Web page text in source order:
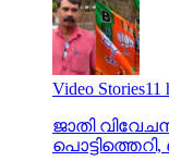
Video Stories11
ജാതി